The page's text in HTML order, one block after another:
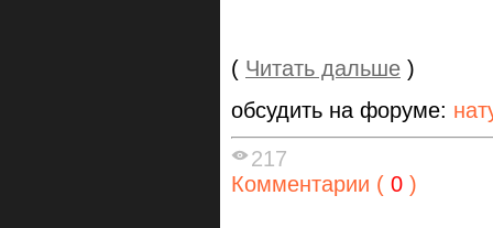
( Читать дальше )
обсудить на форуме:
217
Комментарии ( 0 )